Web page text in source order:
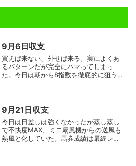
9月6日収支
買えば来ない、外せば来る。実によくあ
るパターンだが完全にハマってしまっ
た。今日は朝から8指数を徹底的に狙うつ
の展開。特に阪神最終レー...
9月21日収支
今日は日差しは強くなかったが蒸し蒸し
で不快度MAX、ミニ扇風機からの送風も
熱風と化していた。馬券成績は最終レー